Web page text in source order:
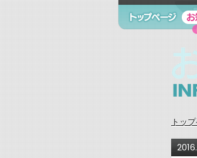
お知
トッ
トップページ お